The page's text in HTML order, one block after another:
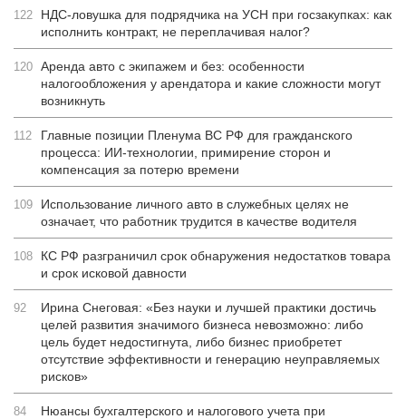
122
НДС-ловушка для подрядчика на УСН при госзакупках: как
исполнить контракт, не переплачивая налог?
120 Аренда авто с экипажем и без: особенности
налогообложения у арендатора и какие сложности могут
возникнуть
112
Главные позиции Пленума ВС РФ для гражданского
процесса: ИИ-технологии, примирение сторон и
компенсация за потерю времени
109
Использование личного авто в служебных целях не
означает, что работник трудится в качестве водителя
108
КС РФ разграничил срок обнаружения недостатков товара
и срок исковой давности
92
Ирина Снеговая: «Без науки и лучшей практики достичь
целей развития значимого бизнеса невозможно: либо
цель будет недостигнута, либо бизнес приобретет
отсутствие эффективности и генерацию неуправляемых
рисков»
84
Нюансы бухгалтерского и налогового учета при